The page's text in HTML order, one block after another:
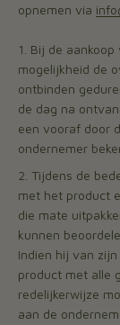
opnemen via
Bij de
mogelijkheid de
ontbinden
de dag na
een vooraf door
ondernemer
Tijdens de
met het product
die mate
kunnen
Indien hij van
product met alle
redelijkerwijze
aan de